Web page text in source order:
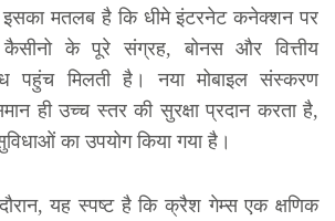
मतलब है कि धीमे इंटरनेट कनेक्शन पर
कैसीनो के पूरे संग्रह, बोनस और वित्तीय
पहुंच मिलती है। नया मोबाइल संस्करण
ही उच्च स्तर की सुरक्षा प्रदान करता है,
का उपयोग किया गया है।
यह स्पष्ट है कि क्रैश गेम्स एक क्षणिक